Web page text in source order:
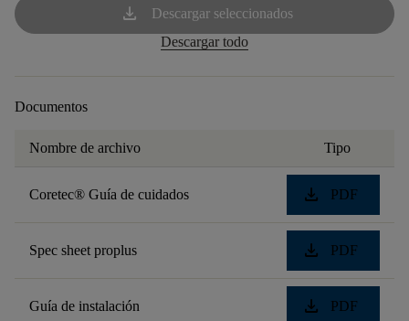
download
Descargar seleccionados
Descargar todo
Documentos
Nombre de archivo Tipo
Coretec® Guía de cuidados download PDF
Spec sheet proplus download PDF
Guía de instalación download PDF